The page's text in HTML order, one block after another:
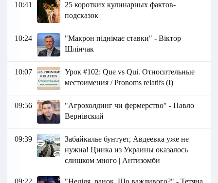
10:41
25 коротких кулинарных фактов-
подсказок
10:24
"Макрон піднімає ставки" - Віктор
Шлінчак
10:07
Урок #102: Que vs Qui. Относительные
местоимения / Pronoms relatifs (I)
09:56
"Агрохолдинг чи фермерство" - Павло
Вернівский
09:39
Забайкалье бунтует, Авдеевка уже не
нужна! Цинка из Украины оказалось
слишком много | Антизомби